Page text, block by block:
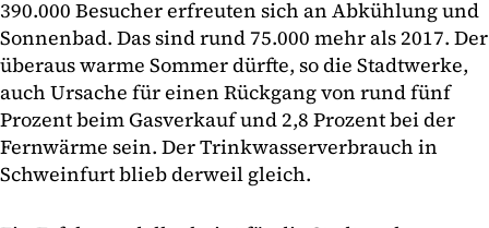
390.000 Besucher erfreuten sich an Abkühlung und
Sonnenbad. Das sind rund 75.000 mehr als 2017. Der
überaus warme Sommer dürfte, so die Stadtwerke,
auch Ursache für einen Rückgang von rund fünf
Prozent beim Gasverkauf und 2,8 Prozent bei der
Fernwärme sein. Der Trinkwasserverbrauch in
Schweinfurt blieb derweil gleich.